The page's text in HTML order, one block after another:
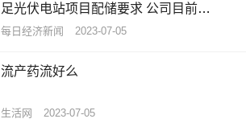
足光伏电站项目配储要求 公司目前没
有投资储能设备制造
每日经济新闻 2023-07-05
流产药流好么
生活网 2023-07-05